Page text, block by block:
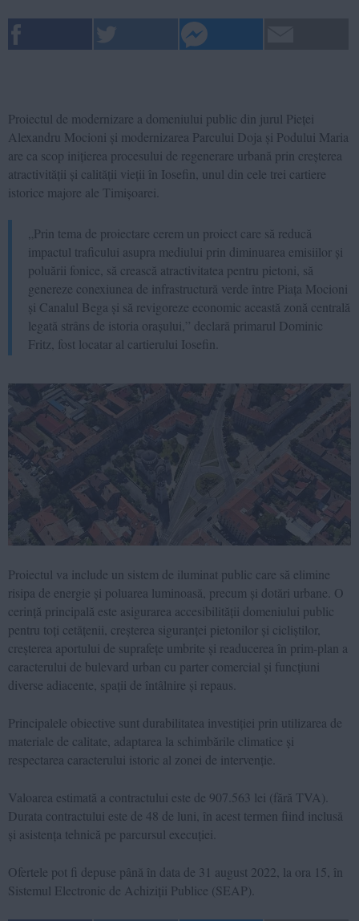
Proiectul de modernizare a domeniului public din jurul Pieței
Alexandru Mocioni și modernizarea Parcului Doja și Podului Maria
are ca scop inițierea procesului de regenerare urbană prin creșterea
atractivității și calității vieții în Iosefin, unul din cele trei cartiere
istorice majore ale Timișoarei.
„Prin tema de proiectare cerem un proiect care să reducă
impactul traficului asupra mediului prin diminuarea emisiilor și
poluării fonice, să crească atractivitatea pentru pietoni, să
genereze conexiunea de infrastructură verde între Piața Mocioni
și Canalul Bega și să revigoreze economic această zonă centrală
legată strâns de istoria orașului,” declară primarul Dominic
Fritz, fost locatar al cartierului Iosefin.
Proiectul va include un sistem de iluminat public care să elimine
risipa de energie și poluarea luminoasă, precum și dotări urbane. O
cerință principală este asigurarea accesibilității domeniului public
pentru toți cetățenii, creșterea siguranței pietonilor și cicliștilor,
creșterea aportului de suprafețe umbrite și readucerea în prim-plan a
caracterului de bulevard urban cu parter comercial și funcțiuni
diverse adiacente, spații de întâlnire și repaus.
Principalele obiective sunt durabilitatea investiției prin utilizarea de
materiale de calitate, adaptarea la schimbările climatice și
respectarea caracterului istoric al zonei de intervenție.
Valoarea estimată a contractului este de 907.563 lei (fără TVA).
Durata contractului este de 48 de luni, în acest termen fiind inclusă
și asistența tehnică pe parcursul execuției.
Ofertele pot fi depuse până în data de 31 august 2022, la ora 15, în
Sistemul Electronic de Achiziții Publice (SEAP).